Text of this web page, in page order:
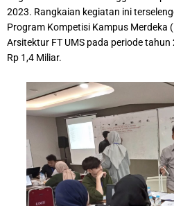
2023. Rangkaian kegiatan ini
Program Kompetisi Kampus Merdeka
Arsitektur FT UMS pada periode
Rp 1,4 Miliar.